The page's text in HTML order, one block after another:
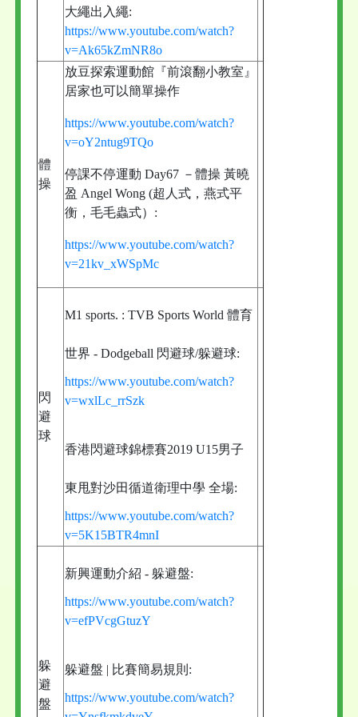
大繩出入繩:
https://www.youtube.com/watch?
v=Ak65kZmNR8o
體
操
放豆探索運動館『前滾翻小教室』
居家也可以簡單操作
https://www.youtube.com/watch?
v=oY2ntug9TQo
停課不停運動 Day67 －體操 黃曉
盈 Angel Wong (超人式，燕式平
衡，毛毛蟲式）:
https://www.youtube.com/watch?
v=21kv_xWSpMc
閃
避
球
M1 sports. : TVB Sports World 體育
世界 - Dodgeball 閃避球/躲避球:
https://www.youtube.com/watch?
v=wxlLc_rrSzk
香港閃避球錦標賽2019 U15男子
東甩對沙田循道衛理中學 全場:
https://www.youtube.com/watch?
v=5K15BTR4mnI
躲
避
盤
新興運動介紹 - 躲避盤:
https://www.youtube.com/watch?
v=efPVcgGtuzY
躲避盤 | 比賽簡易規則:
https://www.youtube.com/watch?